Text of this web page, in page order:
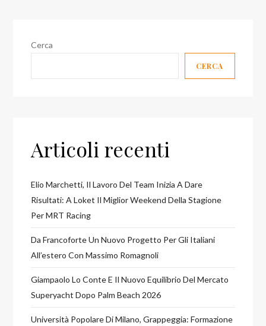
articoli
Cerca
CERCA
Articoli recenti
Elio Marchetti, Il Lavoro Del Team Inizia A Dare
Risultati: A Loket Il Miglior Weekend Della Stagione
Per MRT Racing
Da Francoforte Un Nuovo Progetto Per Gli Italiani
All’estero Con Massimo Romagnoli
Giampaolo Lo Conte E Il Nuovo Equilibrio Del Mercato
Superyacht Dopo Palm Beach 2026
Università Popolare Di Milano, Grappeggia: Formazione